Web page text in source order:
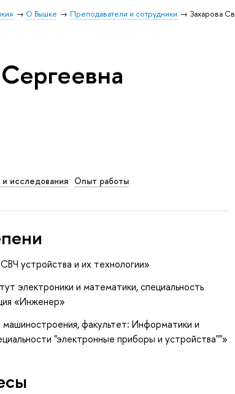
О Вышке Преподаватели и сотрудники Захарова
исследования Опыт работы
устройства и их технологии»
электроники и математики, специальность
«Инженер»
факультет: Информатики и
"электронные приборы и устройства""»